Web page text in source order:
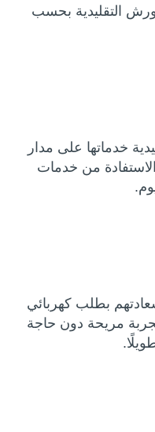
التقليدية بحسب
خدماتها على مدار
من خدمات
بطلب كهربائي
مريحة دون حاجة